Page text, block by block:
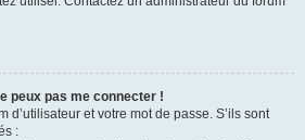
peux pas me connecter !
d’utilisateur et votre mot de passe. S’ils sont
: